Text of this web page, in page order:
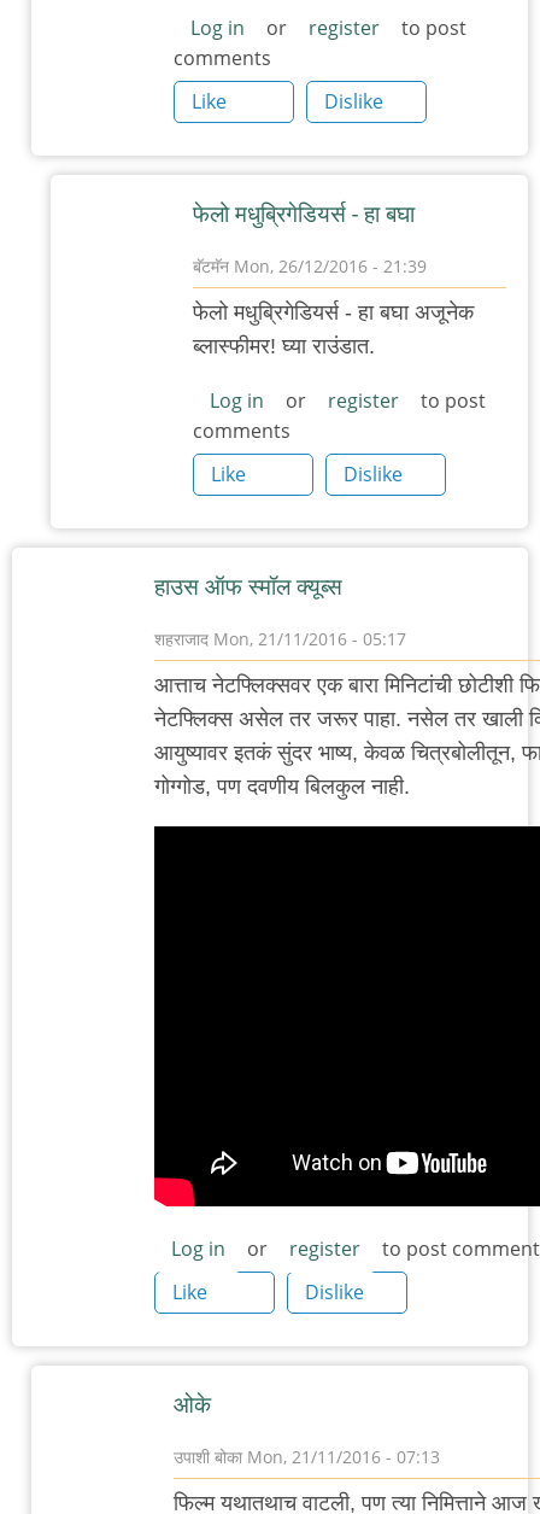
Log in or register
to post
comments
Like
Dislike
फेलो मधुब्रिगेडियर्स - हा बघा
बॅटमॅन Mon, 26/12/2016 - 21:39
In
मधुबाला
तिरळी
आहे.
by
'न'वी
फेलो मधुब्रिगेडियर्स - हा बघा अजूनेक
ब्लास्फीमर! घ्या राउंडात.
Log in or register
to post
comments
Like
Dislike
हाउस ऑफ स्मॉल क्यूब्स
शहराजाद Mon, 21/11/2016 - 05:17
आत्ताच नेटफ्लिक्सवर एक बारा मिनिटांची
नेटफ्लिक्स असेल तर जरूर पाहा. नसेल तर खाली
आयुष्यावर इतकं सुंदर भाष्य, केवळ चित्रबोलीतून,
गोग्गोड, पण दवणीय बिलकुल नाही.
Log in or register
to post
Like
Dislike
ओके
उपाशी बोका Mon, 21/11/2016 - 07:13
In
फिल्म यथातथाच वाटली, पण त्या निमित्ताने आज